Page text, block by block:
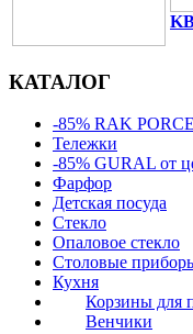
КАТАЛОГ
-85% RAK
Тележки
-85% GURAL от
Фарфор
Детская посуда
Стекло
Опаловое стекло
Столовые
Кухня
Корзины для
Венчики